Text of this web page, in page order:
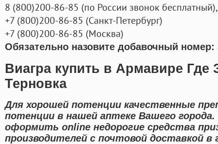
8 (800)200-86-85 (по России звонок бесплатный),
+7 (800)200-86-85 (Санкт-Петербург)
+7 (800)200-86-85 (Москва)
Обязательно назовите добавочный номер:
Виагра купить в Армавире Где
Терновка
Для хорошей потенции качественные
потенции в нашей аптеке Вашего
оформить online недорогие средства
производителей с почтовой доставкой в